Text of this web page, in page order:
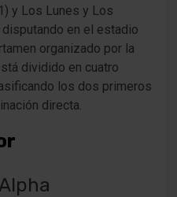
y Los Lunes y Los
en el estadio
organizado por la
dividido en cuatro
los dos primeros
directa.